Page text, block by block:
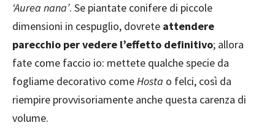
‘Aurea nana’. Se piantate conifere di piccole
dimensioni in cespuglio, dovrete attendere
parecchio per vedere l’effetto definitivo; allora
fate come faccio io: mettete qualche specie da
fogliame decorativo comeHosta o felci, così da
riempire provvisoriamente anche questa carenza di
volume.